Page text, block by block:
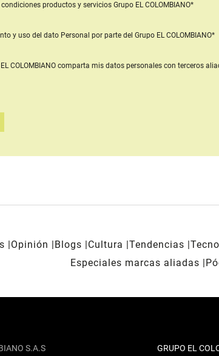
productos y servicios Grupo EL COLOMBIANO*
y uso del dato Personal por parte del Grupo EL COLOMBIANO*
COLOMBIANO comparta mis datos personales con terceros
Opinión Blogs Cultura Tendencias
Especiales marcas aliadas
S.A.S
GRUPO EL